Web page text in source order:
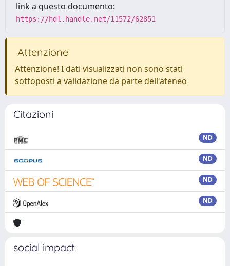
link a questo documento:
https://hdl.handle.net/11572/62851
Attenzione
Attenzione! I dati visualizzati non sono stati
sottoposti a validazione da parte dell'ateneo
Citazioni
ND
ND
ND
ND
social impact